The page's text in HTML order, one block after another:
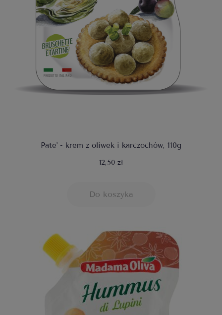
Pate' - krem z oliwek i karczochów, 110g
12,50 zł
Do koszyka